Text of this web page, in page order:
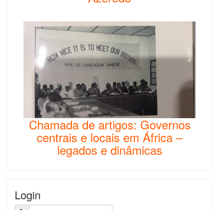
Chamada de artigos: Governos
centrais e locais em África –
legados e dinâmicas
Login